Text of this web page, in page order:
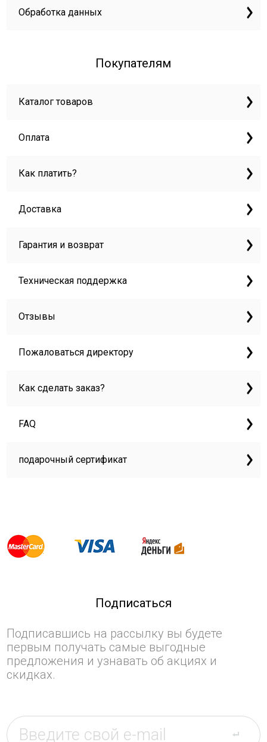
Обработка данных
Покупателям
Каталог товаров
Оплата
Как платить?
Доставка
Гарантия и возврат
Техническая поддержка
Отзывы
Пожаловаться директору
Как сделать заказ?
FAQ
подарочный сертификат
Подписаться
Подписавшись на рассылку вы будете
первым получать самые выгодные
предложения и узнавать об акциях и
скидках.